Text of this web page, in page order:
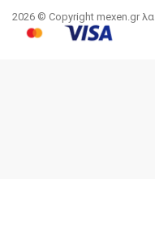
2026 © Copyright mexen.gr